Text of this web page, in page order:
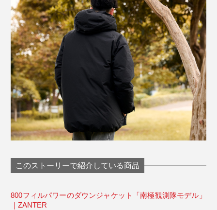
このストーリーで紹介している商品
800フィルパワーのダウンジャケット「南極観測隊モデル」
｜ZANTER